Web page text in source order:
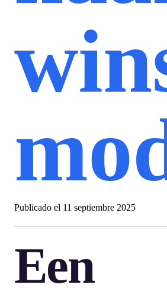
Publicado el 11 septiembre 2025
Een